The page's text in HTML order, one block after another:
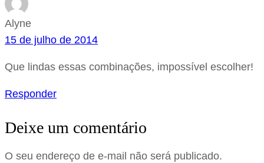
Alyne
15 de julho de 2014
Que lindas essas combinações, impossível escolher!
Responder
Deixe um comentário
O seu endereço de e-mail não será publicado.